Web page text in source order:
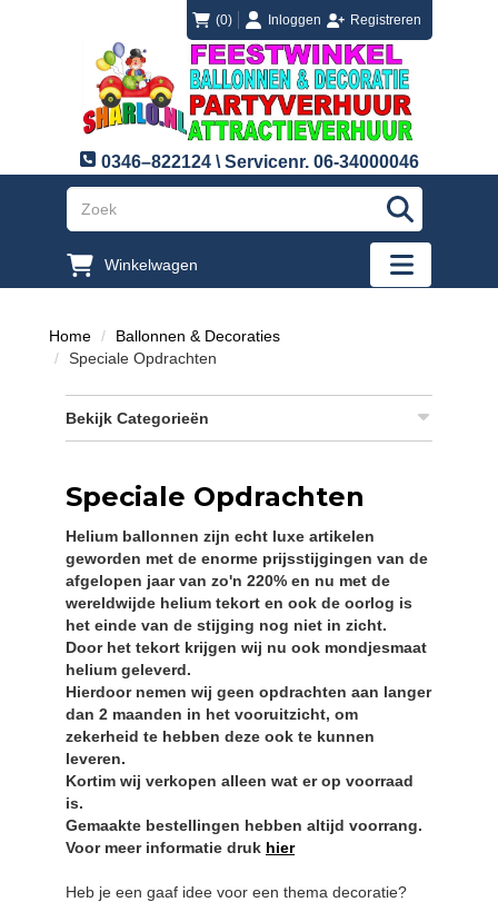
(0) loginInloggen
registreren Registreren
0346–822124 \ Servicenr. 06-34000046
"Zoeken
Winkelwagen
"Toggle
Home
Ballonnen & Decoraties
Speciale Opdrachten
Bekijk Categorieën
Speciale Opdrachten
Helium ballonnen zijn echt luxe artikelen
geworden met de enorme prijsstijgingen van de
afgelopen jaar van zo'n 220% en nu met de
wereldwijde helium tekort en ook de oorlog is
het einde van de stijging nog niet in zicht.
Door het tekort krijgen wij nu ook mondjesmaat
helium geleverd.
Hierdoor nemen wij geen opdrachten aan langer
dan 2 maanden in het vooruitzicht, om
zekerheid te hebben deze ook te kunnen
leveren.
Kortim wij verkopen alleen wat er op voorraad
is.
Gemaakte bestellingen hebben altijd voorrang.
Voor meer informatie druk hier
Heb je een gaaf idee voor een thema decoratie?